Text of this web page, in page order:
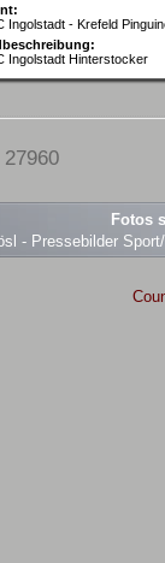
Ingolstadt - Krefeld
Ingolstadt Hinterstocker
Fotos
- Pressebilder